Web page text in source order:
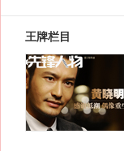
王牌栏目